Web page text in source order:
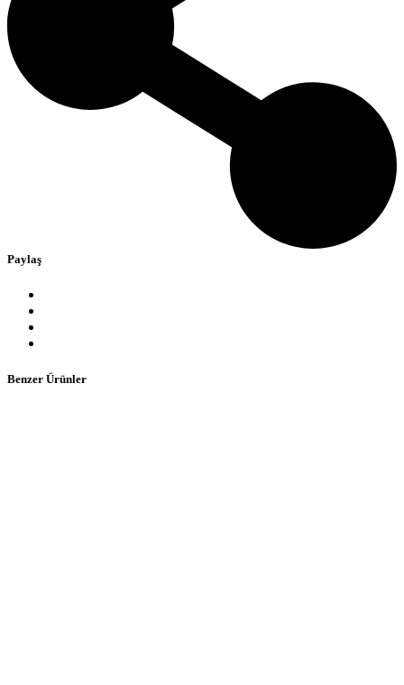
Paylaş
Benzer Ürünler